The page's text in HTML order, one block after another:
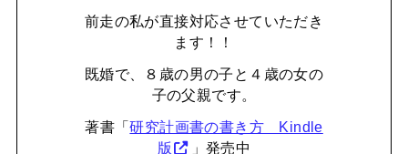
前走の私が直接対応させていただき
ます！！
既婚で、８歳の男の子と４歳の女の
子の父親です。
著書「研究計画書の書き方 Kindle
版
」発売中